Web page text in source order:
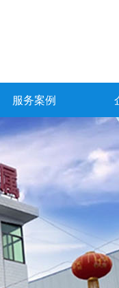
服务案例